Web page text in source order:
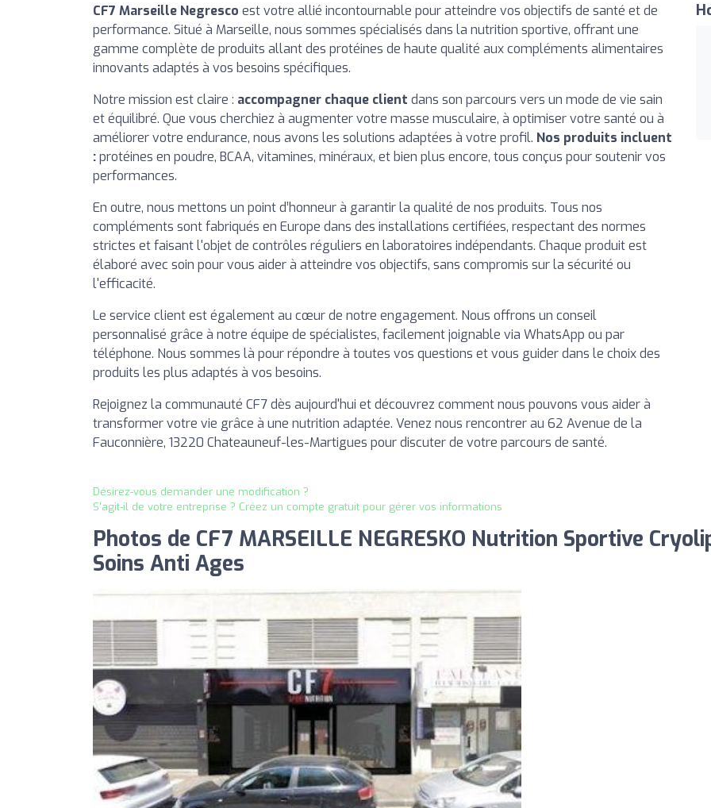
CF7 Marseille Negresco est votre allié incontournable pour atteindre vos objectifs de santé et de
performance. Situé à Marseille, nous sommes spécialisés dans la nutrition sportive, offrant une
gamme complète de produits allant des protéines de haute qualité aux compléments alimentaires
innovants adaptés à vos besoins spécifiques.
Notre mission est claire : accompagner chaque client dans son parcours vers un mode de vie sain
et équilibré. Que vous cherchiez à augmenter votre masse musculaire, à optimiser votre santé ou à
améliorer votre endurance, nous avons les solutions adaptées à votre profil. Nos produits incluent
:protéines en poudre, BCAA, vitamines, minéraux, et bien plus encore, tous conçus pour soutenir vos
performances.
En outre, nous mettons un point d’honneur à garantir la qualité de nos produits. Tous nos
compléments sont fabriqués en Europe dans des installations certifiées, respectant des normes
strictes et faisant l'objet de contrôles réguliers en laboratoires indépendants. Chaque produit est
élaboré avec soin pour vous aider à atteindre vos objectifs, sans compromis sur la sécurité ou
l'efficacité.
Le service client est également au cœur de notre engagement. Nous offrons un conseil
personnalisé grâce à notre équipe de spécialistes, facilement joignable via WhatsApp ou par
téléphone. Nous sommes là pour répondre à toutes vos questions et vous guider dans le choix des
produits les plus adaptés à vos besoins.
Rejoignez la communauté CF7 dès aujourd'hui et découvrez comment nous pouvons vous aider à
transformer votre vie grâce à une nutrition adaptée. Venez nous rencontrer au 62 Avenue de la
Fauconnière, 13220 Chateauneuf-les-Martigues pour discuter de votre parcours de santé.
Désirez-vous demander une modification ?
S'agit-il de votre entreprise ? Créez un compte gratuit pour gérer vos informations
Photos de CF7 MARSEILLE NEGRESKO Nutrition Sportive
Soins Anti Ages